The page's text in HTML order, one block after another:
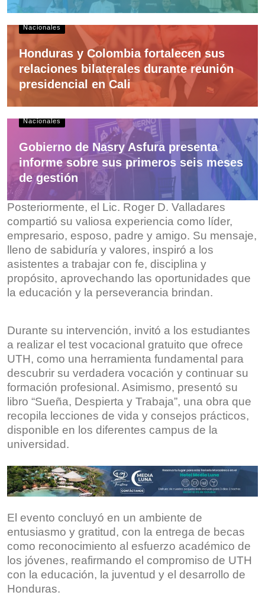
Nacionales
Honduras y Colombia fortalecen sus
relaciones bilaterales durante reunión
presidencial en Cali
Nacionales
Gobierno de Nasry Asfura presenta
informe sobre sus primeros seis meses
de gestión
Posteriormente, el Lic. Roger D. Valladares
compartió su valiosa experiencia como líder,
empresario, esposo, padre y amigo. Su mensaje,
lleno de sabiduría y valores, inspiró a los
asistentes a trabajar con fe, disciplina y
propósito, aprovechando las oportunidades que
la educación y la perseverancia brindan.
Durante su intervención, invitó a los estudiantes
a realizar el test vocacional gratuito que ofrece
UTH, como una herramienta fundamental para
descubrir su verdadera vocación y continuar su
formación profesional. Asimismo, presentó su
libro “Sueña, Despierta y Trabaja”, una obra que
recopila lecciones de vida y consejos prácticos,
disponible en los diferentes campus de la
universidad.
El evento concluyó en un ambiente de
entusiasmo y gratitud, con la entrega de becas
como reconocimiento al esfuerzo académico de
los jóvenes, reafirmando el compromiso de UTH
con la educación, la juventud y el desarrollo de
Honduras.